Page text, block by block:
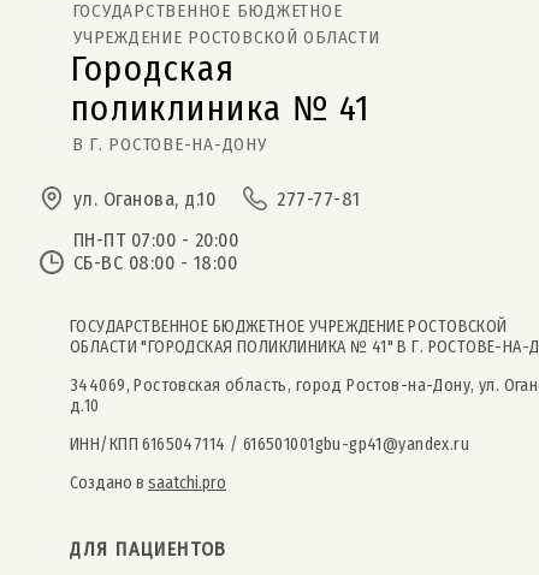
В Г. РОСТОВЕ-НА-ДОНУ
ГОСУДАРСТВЕННОЕ БЮДЖЕТНОЕ
поликлиника № 41
УЧРЕЖДЕНИЕ РОСТОВСКОЙ ОБЛАСТИ
Городская
ул. Оганова, д.10
277-77-81
ПН-ПТ 07:00 - 20:00
СБ-ВС 08:00 - 18:00
ГОСУДАРСТВЕННОЕ БЮДЖЕТНОЕ УЧРЕЖДЕНИЕ РОСТОВСКОЙ
ОБЛАСТИ "ГОРОДСКАЯ ПОЛИКЛИНИКА № 41" В Г. РОСТОВЕ-НА-
344069, Ростовская область, город Ростов-на-Дону, ул.
д.10
ИНН/КПП 6165047114 / 616501001gbu-gp41@yandex.ru
Создано в saatchi.pro
ДЛЯ ПАЦИЕНТОВ